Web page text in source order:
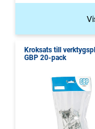
Kroksats till
GBP 20-pack